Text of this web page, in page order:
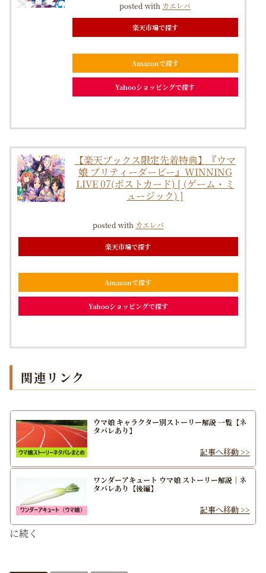
posted with カエレバ
楽天市場で探す
Amazonで探す
Yahooショッピングで探す
【楽天ブックス限定先着特典】『ウマ
娘 プリティーダービー』WINNING
LIVE 07(ポストカード) [ (ゲーム・ミ
ュージック) ]
posted with カエレバ
楽天市場で探す
Amazonで探す
Yahooショッピングで探す
関連リンク
ウマ娘 キャラクター別ストーリー解説 一覧【ネ
タバレあり】
ワンダーアキュート ウマ娘 ストーリー解説｜ネ
タバレあり【後編】
に続く